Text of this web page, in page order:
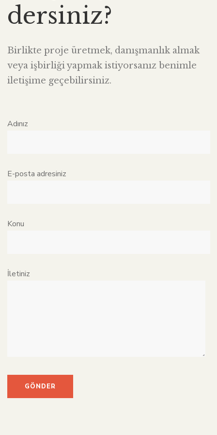
dersiniz?
Birlikte proje üretmek, danışmanlık almak
veya işbirliği yapmak istiyorsanız benimle
iletişime geçebilirsiniz.
Adınız
E-posta adresiniz
Konu
İletiniz